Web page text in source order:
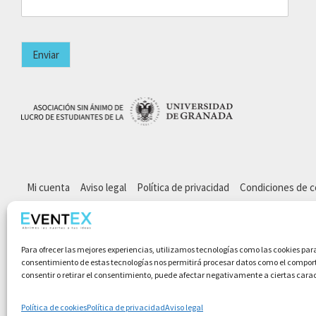
Para ofrecer las mejores experiencias, utilizamos tecnologías como las cookies
consentimiento de estas tecnologías nos permitirá procesar datos como el
consentir o retirar el consentimiento, puede afectar negativamente a ciertas
Política de cookiesPolítica de privacidadAviso legal
Enviar
Mi cuenta Aviso legal Política de privacidad Condiciones de